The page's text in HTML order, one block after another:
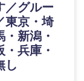
／グルー
東京・埼
新潟・
兵庫・
し